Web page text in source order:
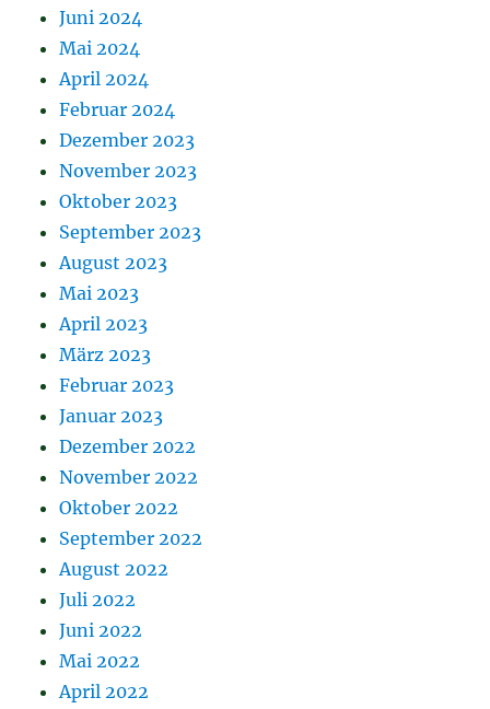
Juni 2024
Mai 2024
April 2024
Februar 2024
Dezember 2023
November 2023
Oktober 2023
September 2023
August 2023
Mai 2023
April 2023
März 2023
Februar 2023
Januar 2023
Dezember 2022
November 2022
Oktober 2022
September 2022
August 2022
Juli 2022
Juni 2022
Mai 2022
April 2022